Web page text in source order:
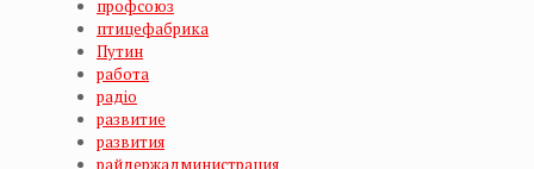
профсоюз
птицефабрика
Путин
работа
радіо
развитие
развития
райдержадминистрация